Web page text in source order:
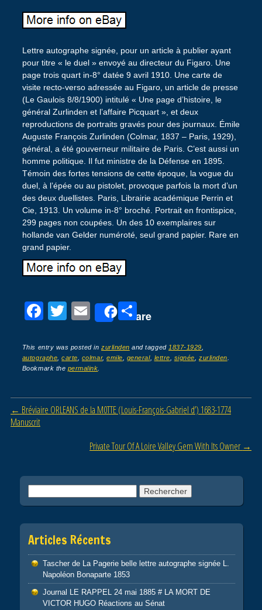
Lettre autographe signée, pour un article à publier ayant
pour titre « le duel » envoyé au directeur du Figaro. Une
page trois quart in-8° datée 9 avril 1910. Une carte de
visite recto-verso adressée au Figaro, un article de presse
(Le Gaulois 8/8/1900) intitulé « Une page d’histoire, le
général Zurlinden et l’affaire Picquart », et deux
reproductions de portraits gravés pour des journaux. Émile
Auguste François Zurlinden (Colmar, 1837 – Paris, 1929),
général, a été gouverneur militaire de Paris. C’est aussi un
homme politique. Il fut ministre de la Défense en 1895.
Témoin des fortes tensions de cette époque, la vogue du
duel, à l’épée ou au pistolet, provoque parfois la mort d’un
des deux duellistes. Paris, Librairie académique Perrin et
Cie, 1913. Un volume in-8° broché. Portrait en frontispice,
299 pages non coupées. Un des 10 exemplaires sur
hollande van Gelder numéroté, seul grand papier. Rare en
grand papier.
F
c
e
o
T
tt
er
E
ail
Share
P
ta
g
This entry was posted inzurlinden and tagged 1837-1929
autographe ,carte colmar,emile general, lettre signée ,zurlinden
Bookmark the permalink
Post navigation
← Bréviaire ORLEANS de la M0TTE (Louis-François-Gabriel d’) 1683-1774
Manuscrit
Private Tour Of A Loire Valley Gem With Its Owner →
Articles Récents
Tascher de La Pagerie belle lettre autographe signée L.
Napoléon Bonaparte 1853
Journal LE RAPPEL 24 mai 1885 # LA MORT DE
VICTOR HUGO Réactions au Sénat